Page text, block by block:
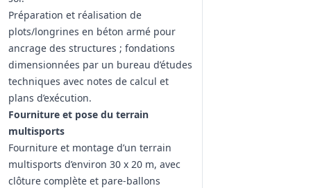
Préparation et réalisation de
plots/longrines en béton armé pour
ancrage des structures ; fondations
dimensionnées par un bureau d’études
techniques avec notes de calcul et
plans d’exécution.
Fourniture et pose du terrain
multisports
Fourniture et montage d’un terrain
multisports d’environ 30 x 20 m, avec
clôture complète et pare-ballons